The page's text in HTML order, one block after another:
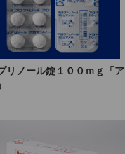
リノール錠１００ｍｇ「ア